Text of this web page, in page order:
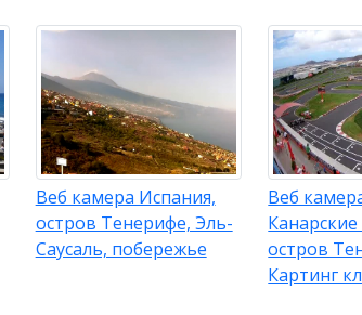
Веб камера Испания,
остров Тенерифе, Эль-
Саусаль, побережье
Веб
остров
Картинг